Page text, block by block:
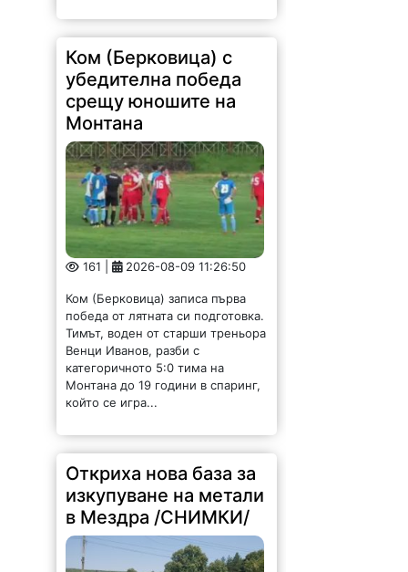
Ком (Берковица) с
убедителна победа
срещу юношите на
Монтана
161 | 2026-08-09 11:26:50
Ком (Берковица) записа първа
победа от лятната си подготовка.
Тимът, воден от старши треньора
Венци Иванов, разби с
категоричното 5:0 тима на
Монтана до 19 години в спаринг,
който се игра...
Откриха нова база за
изкупуване на метали
в Мездра /СНИМКИ/